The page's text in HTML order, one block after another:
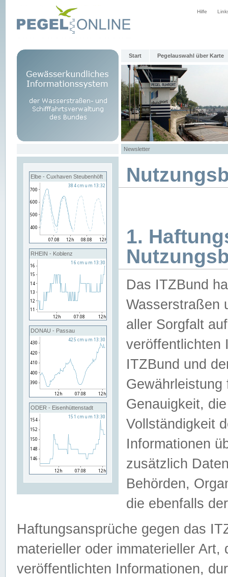
Hilfe
Start Pegelauswahl über Karte
Newsletter
Elbe - Cuxhaven Steubenhöft
RHEIN - Koblenz
DONAU - Passau
ODER - Eisenhüttenstadt
1.
Das ITZBund
Wasserstraßen
aller Sorgfalt
veröffentlichten
ITZBund und
Genauigkeit,
Vollständigkeit
Informationen
zusätzlich
Behörden,
die ebenfalls
Haftungsansprüche gegen das
materieller oder immaterieller
veröffentlichten Informationen,